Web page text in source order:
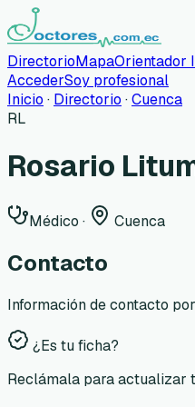
DirectorioMapaOrientador
AccederSoy profesional
Inicio · Directorio ·Cuenca
RL
Rosario
Médico · Cuenca
Contacto
Información de contacto
¿Es tu ficha?
Reclámala para actualizar